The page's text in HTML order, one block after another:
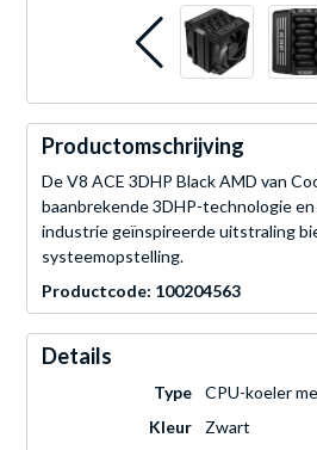
Productomschrijving
De V8 ACE 3DHP Black AMD van
baanbrekende 3DHP-technologie
industrie geïnspireerde uitstraling
systeemopstelling.
Productcode: 100204563
Details
Type
CPU-koeler
Kleur
Zwart